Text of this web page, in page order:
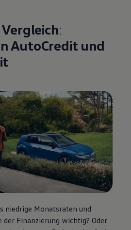
:
AutoCredit und
niedrige Monatsraten und
Finanzierung wichtig? Oder